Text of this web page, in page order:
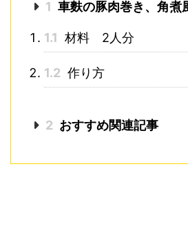
1 車麩の豚肉巻き、角煮
1.1 材料 2人分
1.2 作り方
2 おすすめ関連記事